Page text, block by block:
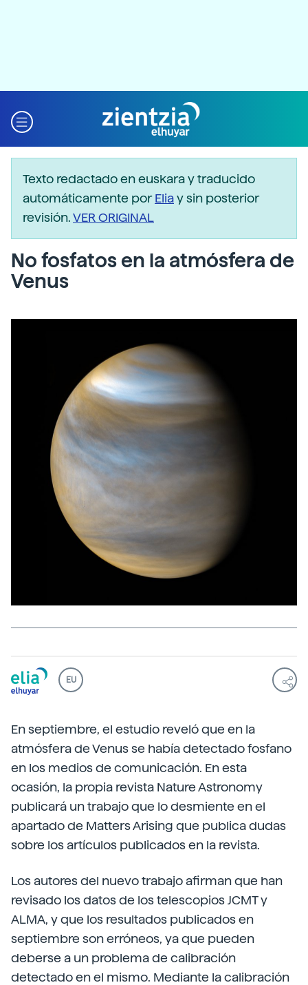
Texto redactado en euskara y traducido
automáticamente porEliay sin posterior
revisión.VER ORIGINAL
No fosfatos en la atmósfera de
Venus
EU
En septiembre, el estudio reveló que en la
atmósfera de Venus se había detectado fosfano
en los medios de comunicación. En esta
ocasión, la propia revista Nature Astronomy
publicará un trabajo que lo desmiente en el
apartado de Matters Arising que publica dudas
sobre los artículos publicados en la revista.
Los autores del nuevo trabajo afirman que han
revisado los datos de los telescopios JCMT y
ALMA, y que los resultados publicados en
septiembre son erróneos, ya que pueden
deberse a un problema de calibración
detectado en el mismo. Mediante la calibración